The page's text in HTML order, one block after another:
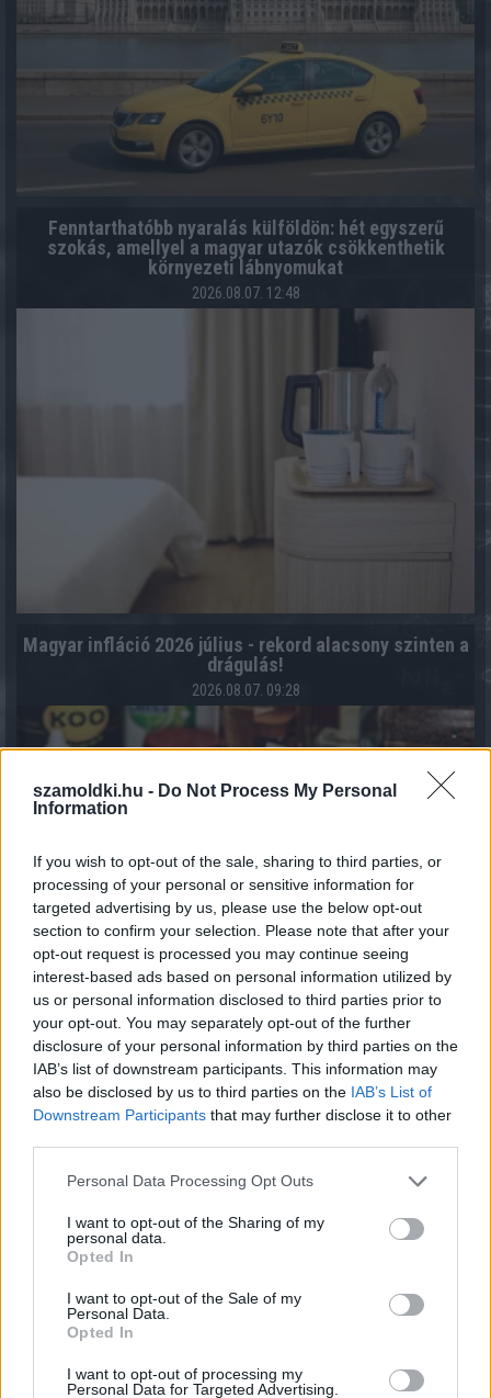
szamoldki.hu - Do Not Process My Personal
Information
If you wish to opt-out of the sale, sharing to third parties, or
processing of your personal or sensitive information for
targeted advertising by us, please use the below opt-out
section to confirm your selection. Please note that after your
opt-out request is processed you may continue seeing
interest-based ads based on personal information utilized by
us or personal information disclosed to third parties prior to
your opt-out. You may separately opt-out of the further
disclosure of your personal information by third parties on the
IAB’s list of downstream participants. This information may
also be disclosed by us to third parties on the IAB’s List of
Downstream Participants that may further disclose it to other
Please note that this website/app uses one or more Google
not limited to your visit or usage behaviour. You may click to
grant or deny consent to Google and its third-party tags to
use your data for below specified purposes in below Google
consent section.
Personal Data Processing Opt Outs
I want to opt-out of the Sharing of my
personal data.
Opted In
I want to opt-out of the Sale of my
Personal Data.
Opted In
I want to opt-out of processing my
Personal Data for Targeted Advertising.
Fenntarthatóbb nyaralás külföldön: hét egyszerű
szokás, amellyel a magyar utazók csökkenthetik
környezeti lábnyomukat
2026.08.07. 12:48
Magyar infláció 2026 július - rekord alacsony szinten a
drágulás!
2026.08.07. 09:28
A hazai vegyipar 200 MW-al csökkentette
energiafelhasználását
2026.08.06. 13:32